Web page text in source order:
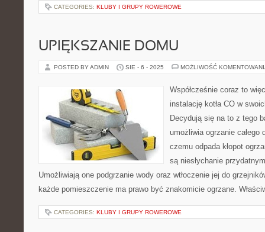
CATEGORIES: KLUBY I GRUPY ROWEROWE
UPIĘKSZANIE DOMU
POSTED BY ADMIN SIE - 6 - 2025 MOŻLIWOŚĆ
Współcześnie coraz to
instalację kotła CO w
Decydują się na to z tego
umożliwia ogrzanie całego
czemu odpada kłopot
są niesłychanie
Umożliwiają one podgrzanie wody oraz wtłoczenie jej do
każde pomieszczenie ma prawo być znakomicie ogrzane.
CATEGORIES: KLUBY I GRUPY ROWEROWE